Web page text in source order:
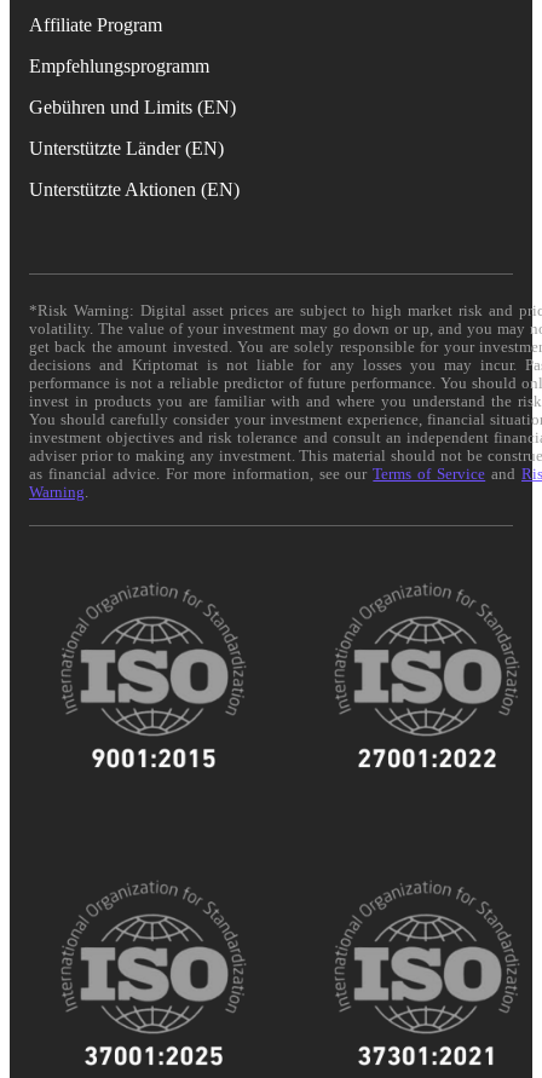
Affiliate Program
Empfehlungsprogramm
Gebühren und Limits (EN)
Unterstützte Länder (EN)
Unterstützte Aktionen (EN)
*Risk Warning: Digital asset prices are subject to high market risk and
volatility. The value of your investment may go down or up, and you may
get back the amount invested. You are solely responsible for your
decisions and Kriptomat is not liable for any losses you may incur.
performance is not a reliable predictor of future performance. You should
invest in products you are familiar with and where you understand the
You should carefully consider your investment experience, financial
investment objectives and risk tolerance and consult an independent
adviser prior to making any investment. This material should not be
as financial advice. For more information, see ourTerms of Service and
Warning